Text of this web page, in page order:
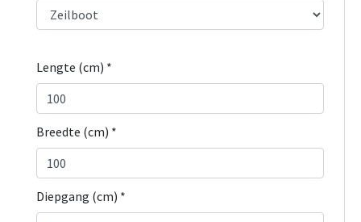
Lengte (cm) *
Breedte (cm) *
Diepgang (cm) *